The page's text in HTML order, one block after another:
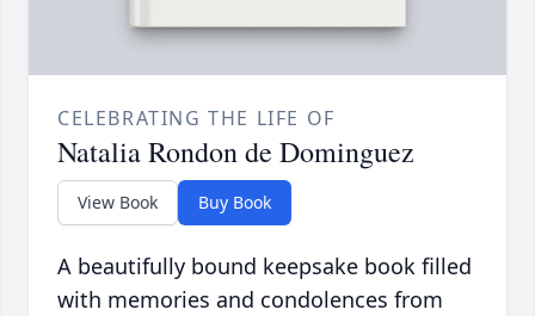
CELEBRATING THE LIFE OF
Natalia Rondon de Dominguez
View Book Buy Book
A beautifully bound keepsake book filled
with memories and condolences from